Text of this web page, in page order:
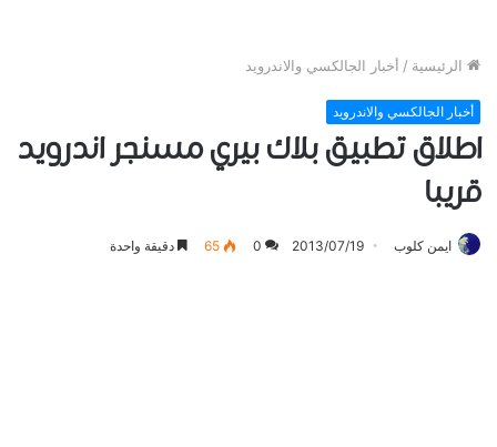
الرئيسية / أخبار الجالكسي والاندرويد
أخبار الجالكسي والاندرويد
اطلاق تطبيق بلاك بيري مسنجر اندرويد
قريبا
ايمن كلوب 2013/07/19
0
65 دقيقة واحدة